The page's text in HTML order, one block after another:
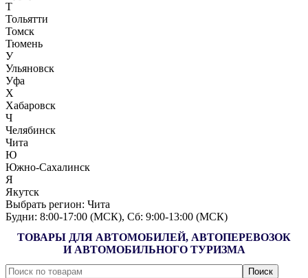
Т
Тольятти
Томск
Тюмень
У
Ульяновск
Уфа
Х
Хабаровск
Ч
Челябинск
Чита
Ю
Южно-Сахалинск
Я
Якутск
Выбрать регион: Чита
Будни: 8:00‑17:00 (МСК), Сб: 9:00‑13:00 (МСК)
ТОВАРЫ ДЛЯ АВТОМОБИЛЕЙ, АВТОПЕРЕВОЗОК
И АВТОМОБИЛЬНОГО ТУРИЗМА